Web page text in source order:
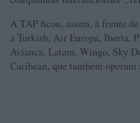
A TAP ficou, assim, à frente
a Turkish, Air Europa, Iberia,
Avianca, Latam, Wingo, Sky
Caribean, que também operam